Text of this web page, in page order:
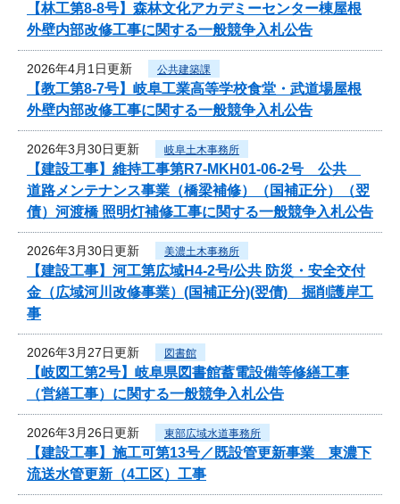
【林工第8-8号】森林文化アカデミーセンター棟屋根
外壁内部改修工事に関する一般競争入札公告
2026年4月1日更新 公共建築課
【教工第8-7号】岐阜工業高等学校食堂・武道場屋根
外壁内部改修工事に関する一般競争入札公告
2026年3月30日更新 岐阜土木事務所
【建設工事】維持工事第R7-MKH01-06-2号 公共
道路メンテナンス事業（橋梁補修）（国補正分）（翌
債）河渡橋 照明灯補修工事に関する一般競争入札公告
2026年3月30日更新 美濃土木事務所
【建設工事】河工第広域H4-2号/公共 防災・安全交付
金（広域河川改修事業）(国補正分)(翌債) 掘削護岸工
事
2026年3月27日更新 図書館
【岐図工第2号】岐阜県図書館蓄電設備等修繕工事
（営繕工事）に関する一般競争入札公告
2026年3月26日更新 東部広域水道事務所
【建設工事】施工可第13号／既設管更新事業 東濃下
流送水管更新（4工区）工事